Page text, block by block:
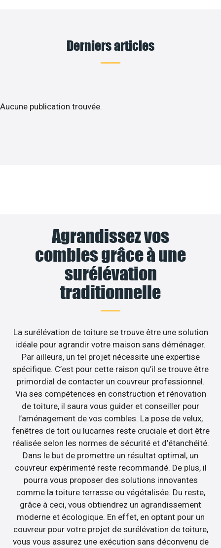
Derniers articles
Aucune publication trouvée.
Agrandissez vos
combles grâce à une
surélévation
traditionnelle
La surélévation de toiture se trouve être une solution
idéale pour agrandir votre maison sans déménager.
Par ailleurs, un tel projet nécessite une expertise
spécifique. C’est pour cette raison qu’il se trouve être
primordial de contacter un couvreur professionnel.
Via ses compétences en construction et rénovation
de toiture, il saura vous guider et conseiller pour
l’aménagement de vos combles. La pose de velux,
fenêtres de toit ou lucarnes reste cruciale et doit être
réalisée selon les normes de sécurité et d’étanchéité.
Dans le but de promettre un résultat optimal, un
couvreur expérimenté reste recommandé. De plus, il
pourra vous proposer des solutions innovantes
comme la toiture terrasse ou végétalisée. Du reste,
grâce à ceci, vous obtiendrez un agrandissement
moderne et écologique. En effet, en optant pour un
couvreur pour votre projet de surélévation de toiture,
vous vous assurez une exécution sans déconvenu de